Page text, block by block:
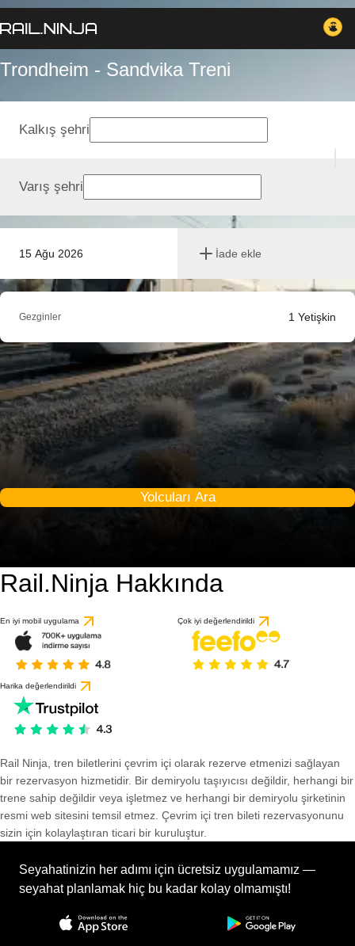
Trondheim - Sandvika Treni
15 Ağu 2026 İade ekle
Kalkış şehri
Varış şehri
Gezginler 1 Yetişkin
Yolcuları Ara
Rail.Ninja Hakkında
En iyi mobil uygulama Çok iyi değerlendirildi
Harika değerlendirildi
Rail Ninja, tren biletlerini çevrim içi olarak rezerve etmenizi sağlayan
bir rezervasyon hizmetidir. Bir demiryolu taşıyıcısı değildir, herhangi bir
trene sahip değildir veya işletmez ve herhangi bir demiryolu şirketinin
resmi web sitesini temsil etmez. Çevrim içi tren bileti rezervasyonunu
sizin için kolaylaştıran ticari bir kuruluştur.
Seyahatinizin her adımı için ücretsiz uygulamamız —
seyahat planlamak hiç bu kadar kolay olmamıştı!